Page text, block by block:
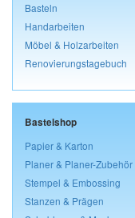
Basteln
Handarbeiten
Möbel & Holzarbeiten
Renovierungstagebuch
Bastelshop
Papier & Karton
Planer & Planer-Zubehör
Stempel & Embossing
Stanzen & Prägen